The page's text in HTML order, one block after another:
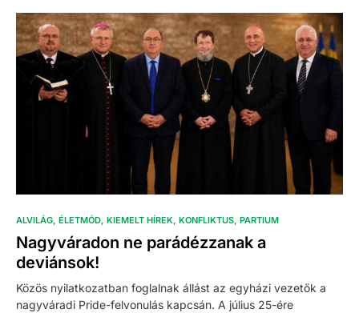
ALVILÁG ÉLETMÓD KIEMELT HÍREK KONFLIKTUS PARTIUM
Nagyváradon ne parádézzanak a
deviánsok!
Közös nyilatkozatban foglalnak állást az egyházi vezetők a
nagyváradi Pride-felvonulás kapcsán. A július 25-ére